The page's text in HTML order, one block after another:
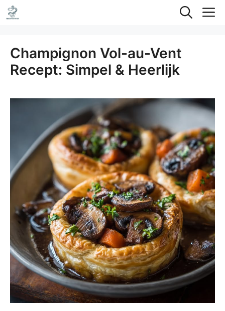
Ga
naar
inhoud
Champignon Vol-au-Vent
Recept: Simpel & Heerlijk